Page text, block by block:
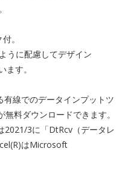
。
うに配慮してデザイン
ます。
有線でのデータインプットツ
料ダウンロードできます。
2021/3に「DtRcv（データレ
はMicrosoft